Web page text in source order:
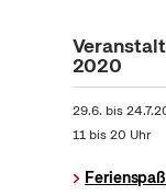
2020
29.6. bis
11 bis 20 Uhr